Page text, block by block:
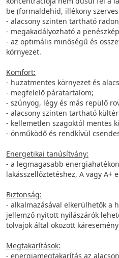
be (formaldehid, illékony
- alacsony szinten tartható
- megakadályozható a
- az optimális minőségű és
környezet.
Komfort:
- huzatmentes környezet és
- megfelelő páratartalom;
- szúnyog, légy és más repülő
- alacsony szinten tartható
- kellemetlen szagoktól mentes
- önműködő és rendkívül
Energetikai tanúsítvány:
- a legmagasabb
lakásszellőztetéshez, A vagy A+
Biztonság:
- alkalmazásával elkerülhetők a
jellemző nyitott nyílászárók
tolvajok által okozott
Megtakarítások:
- energiamegtakarítás az